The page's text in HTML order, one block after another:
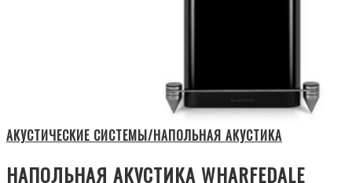
АКУСТИЧЕСКИЕ СИСТЕМЫ/НАПОЛЬНАЯ АКУСТИКА
НАПОЛЬНАЯ АКУСТИКА WHARFEDALE